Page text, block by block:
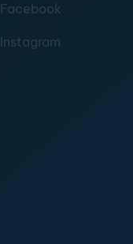
Facebook
Instagram